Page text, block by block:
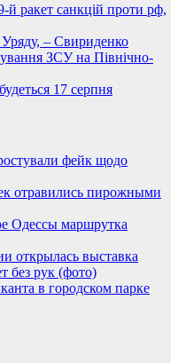
й ракет санкцій проти рф,
Уряду, – Свириденко
ЗСУ на Північно-
17 серпня
фейк щодо
отравились пирожными
Одессы маршрутка
открылась выставка
без рук (фото)
в городском парке